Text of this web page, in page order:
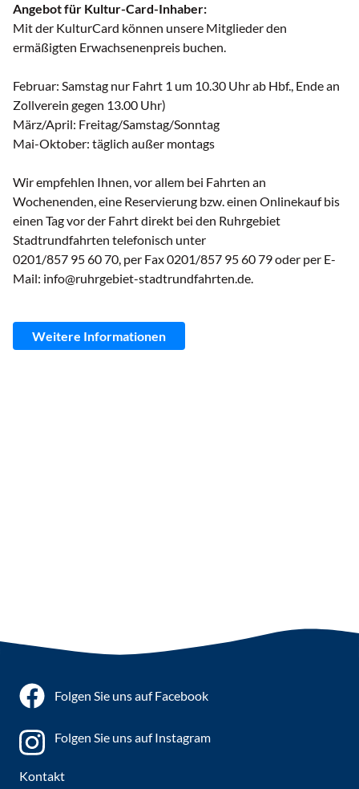
Angebot für Kultur-Card-Inhaber:
Mit der KulturCard können unsere Mitglieder den
ermäßigten Erwachsenenpreis buchen.
Februar: Samstag nur Fahrt 1 um 10.30 Uhr ab Hbf., Ende an
Zollverein gegen 13.00 Uhr)
März/April: Freitag/Samstag/Sonntag
Mai-Oktober: täglich außer montags
Wir empfehlen Ihnen, vor allem bei Fahrten an
Wochenenden, eine Reservierung bzw. einen Onlinekauf bis
einen Tag vor der Fahrt direkt bei den Ruhrgebiet
Stadtrundfahrten telefonisch unter
0201/857 95 60 70, per Fax 0201/857 95 60 79 oder per E-
Mail: info@ruhrgebiet-stadtrundfahrten.de.
Weitere Informationen
Folgen Sie uns auf Facebook
Folgen Sie uns auf Instagram
Kontakt